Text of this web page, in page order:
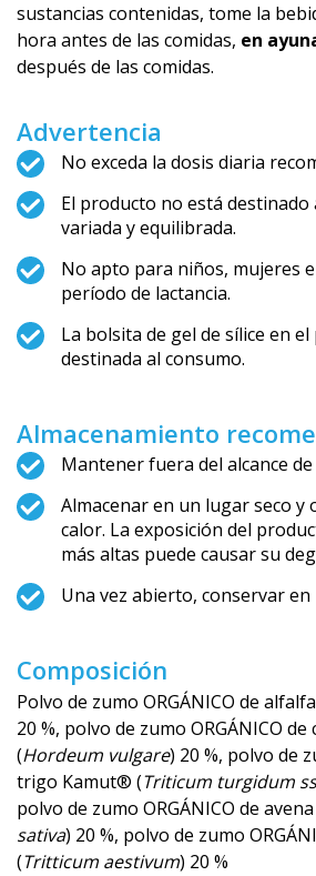
sustancias contenidas, tome la
hora antes de las comidas, en
después de las comidas.
Advertencia
No exceda la dosis diaria
El producto no está
variada y equilibrada.
No apto para niños, mujeres
período de lactancia.
La bolsita de gel de sílice en
destinada al consumo.
Almacenamiento
Mantener fuera del alcance
Almacenar en un lugar seco y
calor. La exposición del
más altas puede causar su
Una vez abierto, conservar
Composición
Polvo de zumo ORGÁNICO de
20 %, polvo de zumo ORGÁNICO de
(Hordeum vulgare) 20 %, polvo de
trigo Kamut® (Triticum turgidum
polvo de zumo ORGÁNICO de
sativa) 20 %, polvo de zumo
(Tritticum aestivum) 20 %